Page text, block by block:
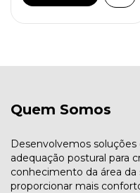
Quem Somos
Desenvolvemos
adequação postural para
conhecimento da área da
proporcionar mais